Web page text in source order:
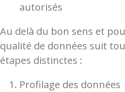
autorisés
Au delà du bon sens et
qualité de données suit
étapes distinctes :
Profilage des données